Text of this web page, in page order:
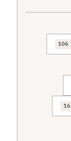
106
16